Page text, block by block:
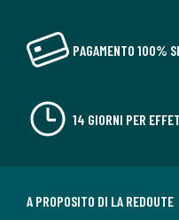
PAGAMENTO 100%
14 GIORNI PER
A PROPOSITO DI LA REDOUTE